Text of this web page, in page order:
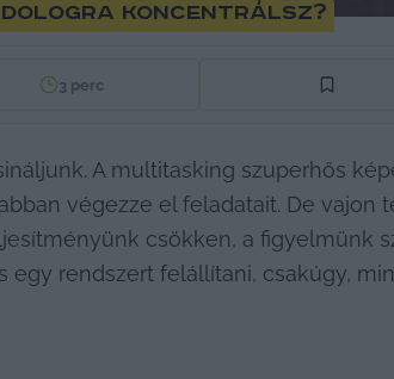
dologra koncentrálsz?
3 perc
A multitasking szuperhős
végezze el feladatait. De vajon
csökken, a figyelmünk
egy rendszert felállítani, csakúgy,